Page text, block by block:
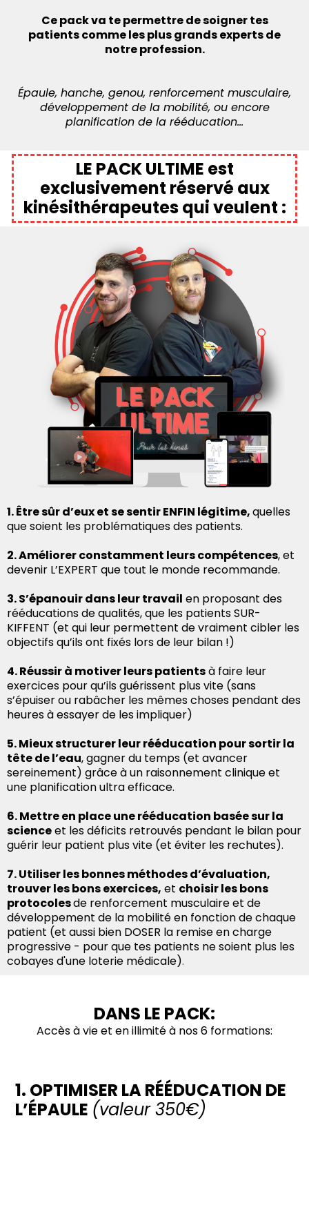
Ce pack va te permettre de soigner tes
patients comme les plus grands experts de
notre profession.
Épaule, hanche, genou, renforcement musculaire,
développement de la mobilité, ou encore
planification de la rééducation…
LE PACK ULTIME est
exclusivement réservé aux
kinésithérapeutes qui veulent :
1. Être sûr d’eux et se sentir ENFIN légitime,quelles
que soient les problématiques des patients.
2. Améliorer constamment leurs compétences, et
devenir L’EXPERT que tout le monde recommande.
3. S’épanouir dans leur travail en proposant des
rééducations de qualités, que les patients SUR-
KIFFENT (et qui leur permettent de vraiment cibler les
objectifs qu’ils ont fixés lors de leur bilan !)
4. Réussir à motiver leurs patientsà faire leur
exercices pour qu’ils guérissent plus vite (sans
s’épuiser ou rabâcher les mêmes choses pendant des
heures à essayer de les impliquer)
5. Mieux structurer leur rééducation pour sortir la
tête de l’eau, gagner du temps (et avancer
sereinement) grâce à un raisonnement clinique et
une planification ultra efficace.
6. Mettre en place une rééducation basée sur la
scienceet les déficits retrouvés pendant le bilan pour
guérir leur patient plus vite (et éviter les rechutes).
7. Utiliser les bonnes méthodes d’évaluation,
trouver les bons exercices, et choisir les bons
protocolesde renforcement musculaire et de
développement de la mobilité en fonction de chaque
patient (et aussi bien DOSER la remise en charge
progressive - pour que tes patients ne soient plus les
cobayes d'une loterie médicale).
DANS LE PACK:
Accès à vie et en illimité à nos 6 formations:
1. OPTIMISER LA RÉÉDUCATION DE
L’ÉPAULE (valeur 350€)